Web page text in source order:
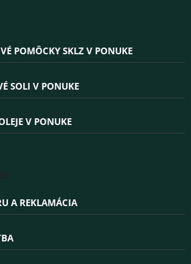
POMÔCKY SKLZ V PONUKE
SOLI V PONUKE
V PONUKE
A REKLAMÁCIA